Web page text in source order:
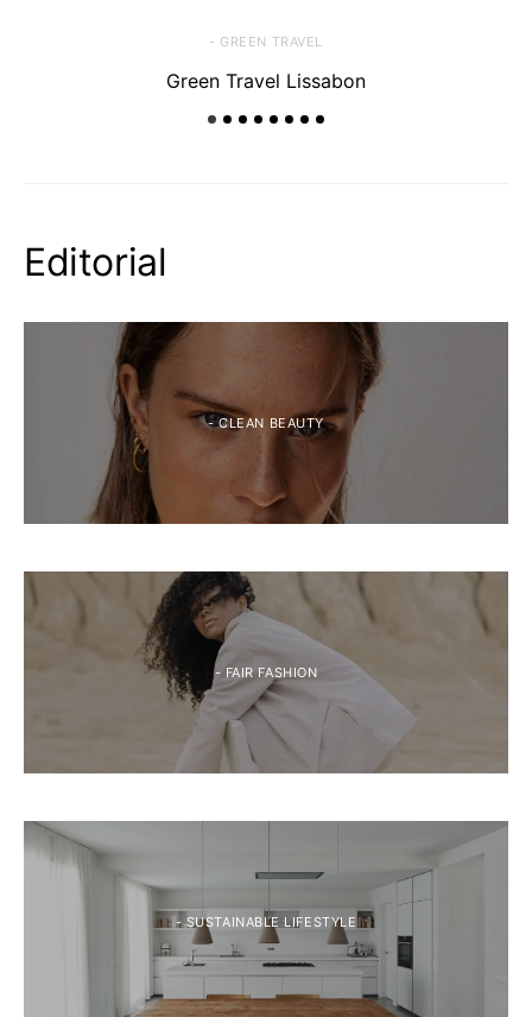
- GREEN TRAVEL
Green Travel Lissabon
Editorial
- CLEAN BEAUTY
- FAIR FASHION
- SUSTAINABLE LIFESTYLE